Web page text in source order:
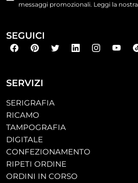
SERVIZI
SERIGRAFIA
RICAMO
TAMPOGRAFIA
DIGITALE
CONFEZIONAMENTO
RIPETI ORDINE
ORDINI IN CORSO
messaggi promozionali. Leggi la nostra
SEGUICI